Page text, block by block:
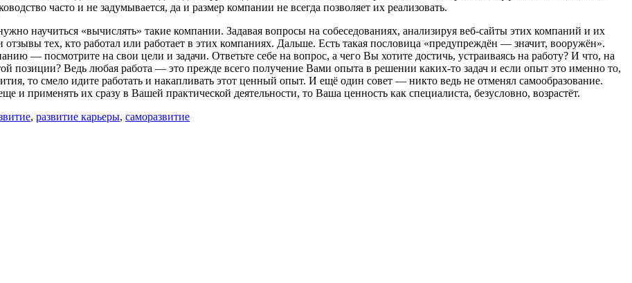
часто и не задумывается, да и размер компании не всегда позволяет их реализовать.
научиться «вычислять» такие компании. Задавая вопросы на собеседованиях, анализируя веб-сайты этих компаний и их
тех, кто работал или работает в этих компаниях. Дальше. Есть такая пословица «предупреждён — значит, вооружён».
— посмотрите на свои цели и задачи. Ответьте себе на вопрос, а чего Вы хотите достичь, устраиваясь на работу? И что, на
позиции? Ведь любая работа — это прежде всего получение Вами опыта в решении каких-то задач и если опыт это именно то,
то смело идите работать и накапливать этот ценный опыт. И ещё один совет — никто ведь не отменял самообразование.
и применять их сразу в Вашей практической деятельности, то Ваша ценность как специалиста, безусловно, возрастёт.
, развитие карьеры, саморазвитие